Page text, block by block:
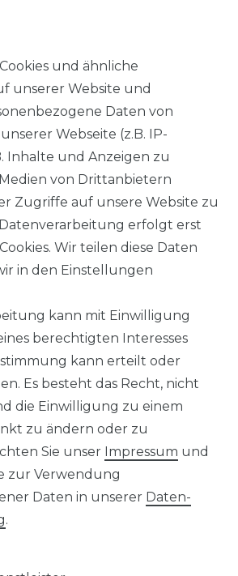
Artikel
Redmond - Casual Fit - Herren
Cardigan College Strickjacke
in verschiedenen Farben
(Art.Nr.: 627)
UVP 59,99 €
ab 58,99 € *
Daten­schutz­erklärung
und ähnliche
unserer Website und
Daten von
Webseite (z.B. IP-
Inhalte und Anzeigen zu
von Drittanbietern
Zugriffe auf unsere Website zu
erfolgt erst
Wir teilen diese Daten
in den Einstellungen
kann mit Einwilligung
berechtigten Interesses
kann erteilt oder
Es besteht das Recht, nicht
die Einwilligung zu einem
zu ändern oder zu
Sie unser Impressum und
zur Verwendung
Daten in unserer Daten­
.